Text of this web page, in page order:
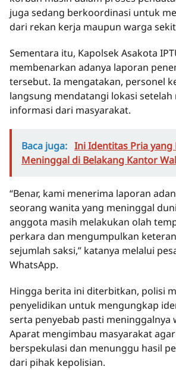
juga sedang berkoordinasi untuk
dari rekan kerja maupun warga
Sementara itu, Kapolsek Asakota
membenarkan adanya laporan
tersebut. Ia mengatakan, personel
langsung mendatangi lokasi setelah
informasi dari masyarakat.
Baca juga: Ini Identitas Pria
Meninggal di Belakang Kantor
“Benar, kami menerima laporan
seorang wanita yang meninggal
anggota masih melakukan olah
perkara dan mengumpulkan
sejumlah saksi,” katanya melalui
WhatsApp.
Hingga berita ini diterbitkan, polisi
penyelidikan untuk mengungkap
serta penyebab pasti meninggalnya
Aparat mengimbau masyarakat
berspekulasi dan menunggu hasil
dari pihak kepolisian.